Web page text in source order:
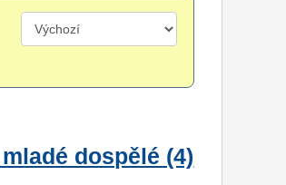
dospělé (4)